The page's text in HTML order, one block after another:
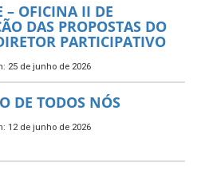
– OFICINA II DE
DAS PROPOSTAS DO
PARTICIPATIVO
25 de junho de 2026
DE TODOS NÓS
12 de junho de 2026